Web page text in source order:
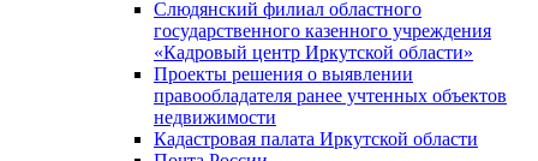
Слюдянский филиал областного
государственного казенного учреждения
«Кадровый центр Иркутской области»
Проекты решения о выявлении
правообладателя ранее учтенных объектов
недвижимости
Кадастровая палата Иркутской области